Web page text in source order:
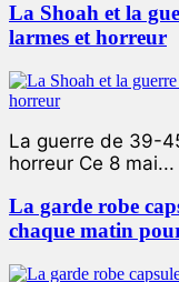
La Shoah et la
larmes et horreur
La guerre de 39-
horreur Ce 8 mai...
La garde robe
chaque matin